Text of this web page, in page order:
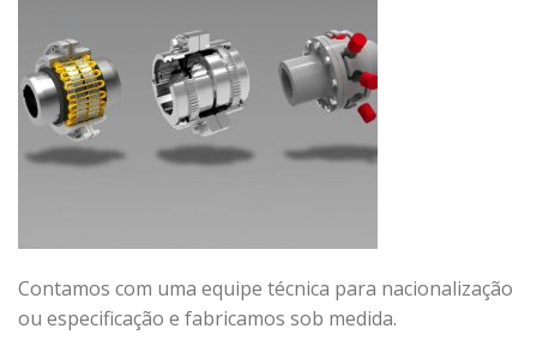
Contamos com uma equipe técnica para nacionalização
ou especificação e fabricamos sob medida.